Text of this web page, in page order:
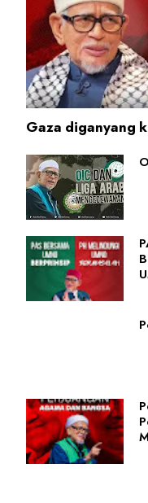
Gaza diganyang